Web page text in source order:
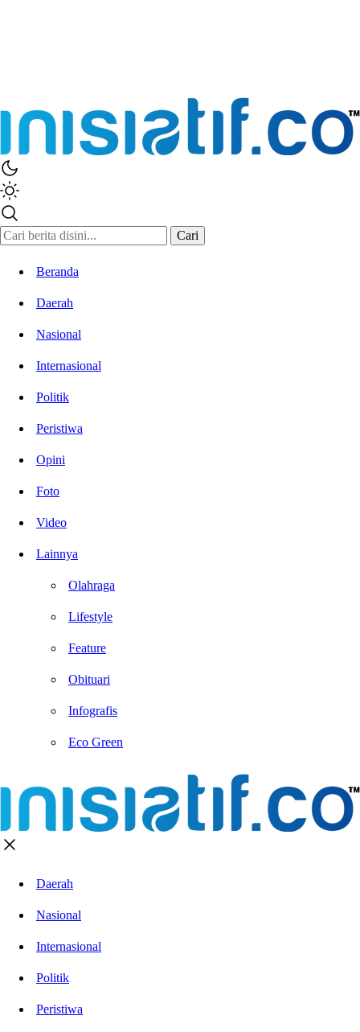
Cari
Beranda
Daerah
Nasional
Internasional
Politik
Peristiwa
Opini
Foto
Video
Lainnya
Olahraga
Lifestyle
Feature
Obituari
Infografis
Eco Green
Daerah
Nasional
Internasional
Politik
Peristiwa